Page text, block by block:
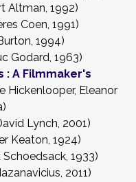
Altman, 1992)
Coen, 1991)
1994)
Godard, 1963)
: A Filmmaker's
Hickenlooper, Eleanor
Lynch, 2001)
Keaton, 1924)
1933)
2011)